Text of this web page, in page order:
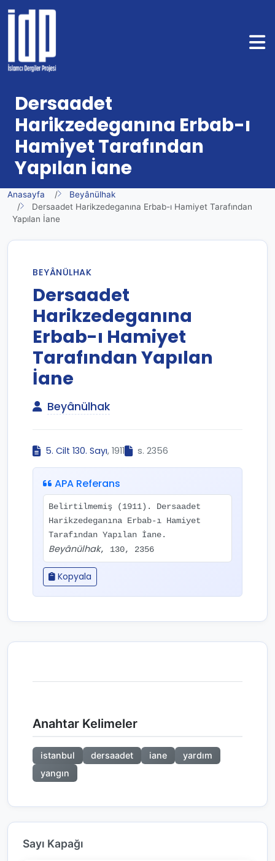
Dersaadet
Harikzedeganına Erbab-ı
Hamiyet Tarafından
Yapılan İane
Anasayfa
Beyânülhak
Dersaadet Harikzedeganına Erbab-ı Hamiyet Tarafından
Yapılan İane
BEYÂNÜLHAK
Dersaadet
Harikzedeganına
Erbab-ı Hamiyet
Tarafından Yapılan
İane
Beyânülhak
5. Cilt 130. Sayı, 1911 s. 2356
APA Referans
Belirtilmemiş (1911). Dersaadet
Harikzedeganına Erbab-ı Hamiyet
Tarafından Yapılan İane.
Beyânülhak, 130, 2356
Kopyala
Anahtar Kelimeler
istanbul dersaadet iane
yardım
yangın
Sayı Kapağı